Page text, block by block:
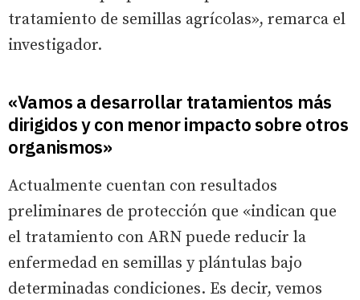
tratamiento de semillas agrícolas», remarca el
investigador.
«Vamos a desarrollar tratamientos más
dirigidos y con menor impacto sobre otros
organismos»
Actualmente cuentan con resultados
preliminares de protección que «indican que
el tratamiento con ARN puede reducir la
enfermedad en semillas y plántulas bajo
determinadas condiciones. Es decir, vemos